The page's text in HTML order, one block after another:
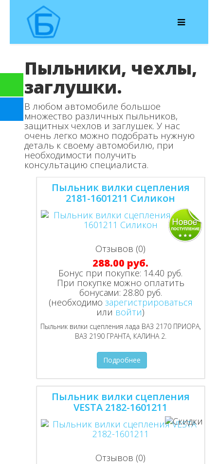
Пыльники, чехлы,
заглушки.
В любом автомобиле большое
множество различных пыльников,
защитных чехлов и заглушек. У нас
очень легко можно подобрать нужную
деталь к своему автомобилю, при
необходимости получить
консультацию специалиста.
Пыльник вилки сцепления
2181-1601211 Силикон
Отзывов (0)
288.00 руб.
Бонус при покупке: 14.40 руб.
При покупке можно оплатить
бонусами: 28.80 руб.
(необходимо зарегистрироваться
или войти)
Пыльник вилки сцепления лада ВАЗ 2170 ПРИОРА,
ВАЗ 2190 ГРАНТА, КАЛИНА 2.
Подробнее
Пыльник вилки сцепления
VESTA 2182-1601211
Отзывов (0)